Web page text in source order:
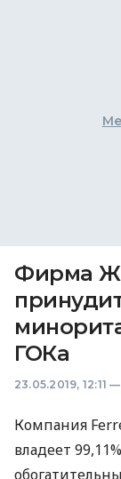
Фирма
ГОКа
23.05.2019, 12:11 —
Компания
владеет